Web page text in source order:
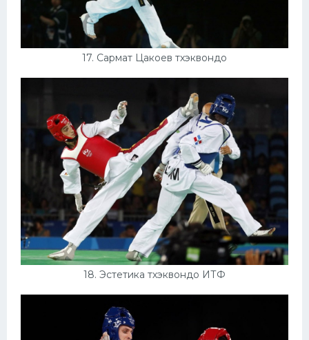
17. Сармат Цакоев тхэквондо
18. Эстетика тхэквондо ИТФ